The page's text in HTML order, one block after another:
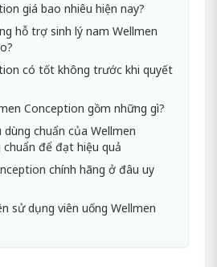
giá bao nhiêu hiện nay?
hỗ trợ sinh lý nam Wellmen
có tốt không trước khi quyết
Conception gồm những gì?
dùng chuẩn của Wellmen
để đạt hiệu quả
chính hãng ở đâu uy
sử dụng viên uống Wellmen